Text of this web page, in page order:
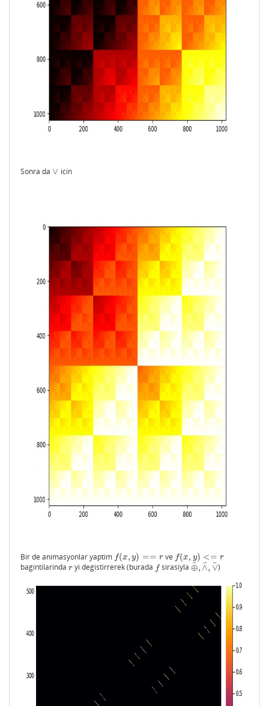
Sonra da ∨
∨ icin
Bir de animasyonlar yaptim f(x, y) == r
f(x,y)== ve f(x, y) <= r
f(x,y) <=r
bagintilarinda r
r yi degistirrerek (burada f
f sirasiyla⊕
¯ , ∧
¯, ∨
¯
⊕¯ ,∧¯ ,∨¯
)